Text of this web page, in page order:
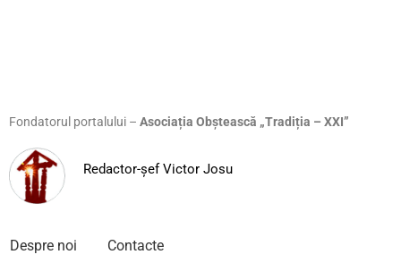
Fondatorul portalului – Asociația Obștească „Tradiția – XXI”
Redactor-șef Victor Josu
Despre noi Contacte